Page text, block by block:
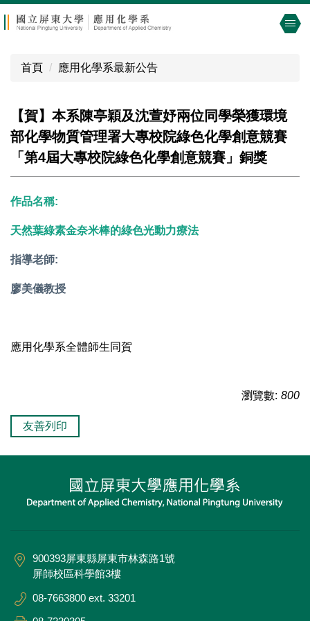
到
首頁 應用化學系最新公告
【賀】本系陳亭穎及沈萱妤兩位同學榮獲環境
部化學物質管理署大專校院綠色化學創意競賽
「第4屆大專校院綠色化學創意競賽」銅獎
作品名稱:
天然葉綠素金奈米棒的綠色光動力療法
指導老師:
廖美儀教授
應用化學系全體師生同賀
瀏覽數: 800
友善列印
900393屏東縣屏東市林森路1號
屏師校區科學館3樓
08-7663800 ext. 33201